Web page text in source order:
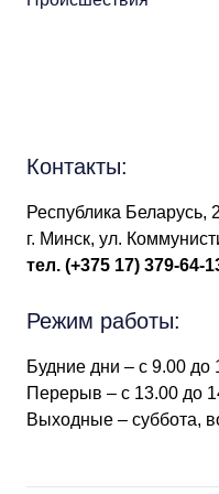
Контакты:
Республика Беларусь,
г. Минск, ул.
тел. (+375 17) 379-64-
Режим работы:
Будние дни – с 9.00 до
Перерыв – с 13.00 до
Выходные – суббота,